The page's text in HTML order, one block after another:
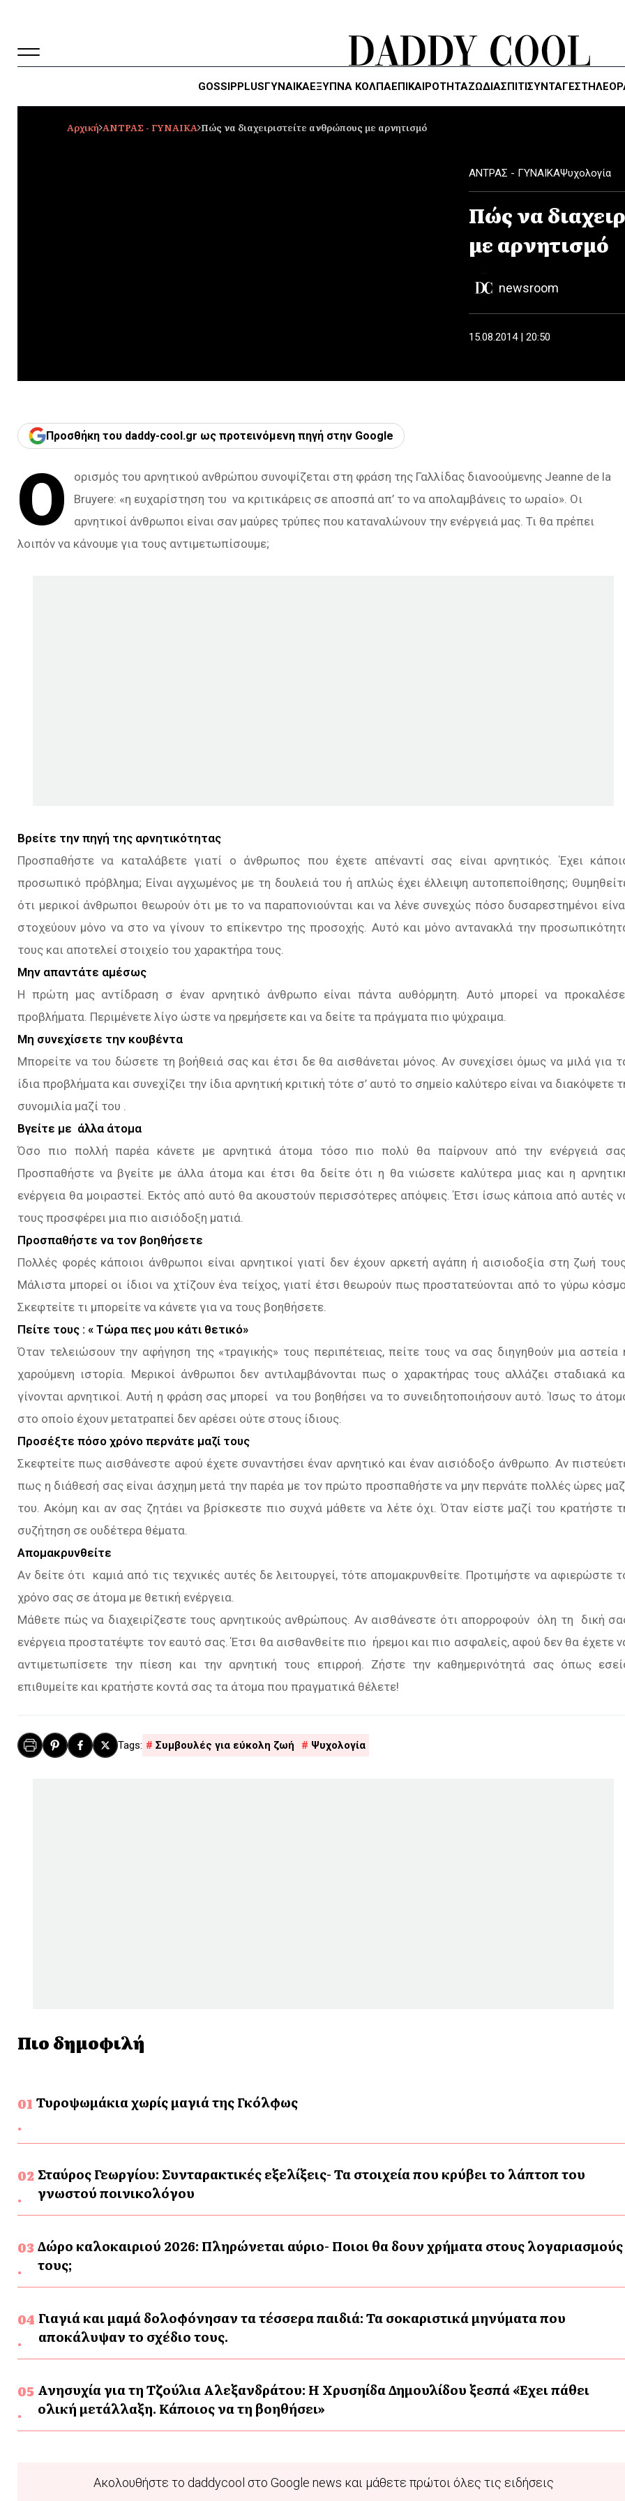
GOSSIPPLUSΓΥΝΑΙΚΑΈΞΥΠΝΑ ΚΌΛΠΑΕΠΙΚΑΙΡΟΤΗΤΑΖΏΔΙΑΣΠΙΤΙΣΥΝΤΑΓΕΣ
Αρχική ΑΝΤΡΑΣ - ΓΥΝΑΙΚΑ Πώς να διαχειριστείτε ανθρώπους με αρνητισμό
ΑΝΤΡΑΣ - ΓΥΝΑΙΚΑΨυχολογία
Πώς να
με αρνητισμό
newsroom
15.08.2014 | 20:50
Προσθήκη του daddy-cool.gr ως προτεινόμενη πηγή στην Google
Ο
ορισμός του αρνητικού ανθρώπου συνοψίζεται στη φράση της Γαλλίδας διανοούμενης Jeanne de la
Bruyere: «η ευχαρίστηση του να κριτικάρεις σε αποσπά απ’ το να απολαμβάνεις το ωραίο». Οι
αρνητικοί άνθρωποι είναι σαν μαύρες τρύπες που καταναλώνουν την ενέργειά μας. Τι θα πρέπει
λοιπόν να κάνουμε για τους αντιμετωπίσουμε;
Βρείτε την πηγή της αρνητικότητας
Προσπαθήστε να καταλάβετε γιατί ο άνθρωπος που έχετε απέναντί σας είναι αρνητικός. Έχει
προσωπικό πρόβλημα; Είναι αγχωμένος με τη δουλειά του ή απλώς έχει έλλειψη αυτοπεποίθησης;
ότι μερικοί άνθρωποι θεωρούν ότι με το να παραπονιούνται και να λένε συνεχώς πόσο δυσαρεστημένοι
στοχεύουν μόνο να στο να γίνουν το επίκεντρο της προσοχής. Αυτό και μόνο αντανακλά την
τους και αποτελεί στοιχείο του χαρακτήρα τους.
Μην απαντάτε αμέσως
Η πρώτη μας αντίδραση σ έναν αρνητικό άνθρωπο είναι πάντα αυθόρμητη. Αυτό μπορεί να
προβλήματα. Περιμένετε λίγο ώστε να ηρεμήσετε και να δείτε τα πράγματα πιο ψύχραιμα.
Μη συνεχίσετε την κουβέντα
Μπορείτε να του δώσετε τη βοήθειά σας και έτσι δε θα αισθάνεται μόνος. Αν συνεχίσει όμως να μιλά για
ίδια προβλήματα και συνεχίζει την ίδια αρνητική κριτική τότε σ’ αυτό το σημείο καλύτερο είναι να διακόψετε
συνομιλία μαζί του .
Βγείτε με άλλα άτομα
Όσο πιο πολλή παρέα κάνετε με αρνητικά άτομα τόσο πιο πολύ θα παίρνουν από την ενέργειά
Προσπαθήστε να βγείτε με άλλα άτομα και έτσι θα δείτε ότι η θα νιώσετε καλύτερα μιας και η
ενέργεια θα μοιραστεί. Εκτός από αυτό θα ακουστούν περισσότερες απόψεις. Έτσι ίσως κάποια από αυτές
τους προσφέρει μια πιο αισιόδοξη ματιά.
Προσπαθήστε να τον βοηθήσετε
Πολλές φορές κάποιοι άνθρωποι είναι αρνητικοί γιατί δεν έχουν αρκετή αγάπη ή αισιοδοξία στη ζωή
Μάλιστα μπορεί οι ίδιοι να χτίζουν ένα τείχος, γιατί έτσι θεωρούν πως προστατεύονται από το γύρω
Σκεφτείτε τι μπορείτε να κάνετε για να τους βοηθήσετε.
Πείτε τους : « Τώρα πες μου κάτι θετικό»
Όταν τελειώσουν την αφήγηση της «τραγικής» τους περιπέτειας, πείτε τους να σας διηγηθούν μια αστεία
χαρούμενη ιστορία. Μερικοί άνθρωποι δεν αντιλαμβάνονται πως ο χαρακτήρας τους αλλάζει σταδιακά
γίνονται αρνητικοί. Αυτή η φράση σας μπορεί να του βοηθήσει να το συνειδητοποιήσουν αυτό. Ίσως το
στο οποίο έχουν μετατραπεί δεν αρέσει ούτε στους ίδιους.
Προσέξτε πόσο χρόνο περνάτε μαζί τους
Σκεφτείτε πως αισθάνεστε αφού έχετε συναντήσει έναν αρνητικό και έναν αισιόδοξο άνθρωπο. Αν
πως η διάθεσή σας είναι άσχημη μετά την παρέα με τον πρώτο προσπαθήστε να μην περνάτε πολλές ώρες
του. Ακόμη και αν σας ζητάει να βρίσκεστε πιο συχνά μάθετε να λέτε όχι. Όταν είστε μαζί του κρατήστε
συζήτηση σε ουδέτερα θέματα.
Απομακρυνθείτε
Αν δείτε ότι καμιά από τις τεχνικές αυτές δε λειτουργεί, τότε απομακρυνθείτε. Προτιμήστε να αφιερώστε
χρόνο σας σε άτομα με θετική ενέργεια.
Μάθετε πώς να διαχειρίζεστε τους αρνητικούς ανθρώπους. Αν αισθάνεστε ότι απορροφούν όλη τη δική
ενέργεια προστατέψτε τον εαυτό σας. Έτσι θα αισθανθείτε πιο ήρεμοι και πιο ασφαλείς, αφού δεν θα έχετε
αντιμετωπίσετε την πίεση και την αρνητική τους επιρροή. Ζήστε την καθημερινότητά σας όπως
επιθυμείτε και κρατήστε κοντά σας τα άτομα που πραγματικά θέλετε!
Συμβουλές για εύκολη ζωή Ψυχολογία
Πιο δημοφιλή
Τυροψωμάκια χωρίς μαγιά της Γκόλφως
Σταύρος Γεωργίου: Συνταρακτικές εξελίξεις- Τα στοιχεία που κρύβει το λάπτοπ του
γνωστού ποινικολόγου
Δώρο καλοκαιριού 2026: Πληρώνεται αύριο- Ποιοι θα δουν χρήματα στους λογαριασμούς
τους;
Γιαγιά και μαμά δολοφόνησαν τα τέσσερα παιδιά: Τα σοκαριστικά μηνύματα που
αποκάλυψαν το σχέδιο τους.
Ανησυχία για τη Τζούλια Αλεξανδράτου: Η Χρυσηίδα Δημουλίδου ξεσπά «Έχει πάθει
ολική μετάλλαξη. Κάποιος να τη βοηθήσει»
Ακολουθήστε το daddycool στο Google news και μάθετε πρώτοι όλες τις ειδήσεις